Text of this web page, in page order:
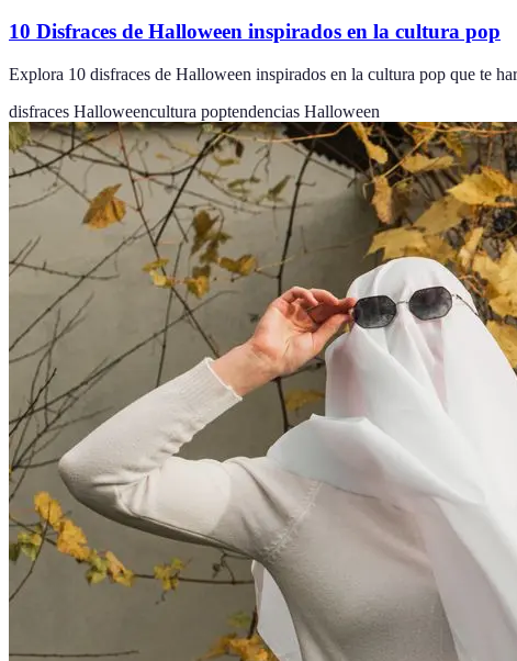
10 Disfraces de Halloween inspirados en la cultura pop
Explora 10 disfraces de Halloween inspirados en la cultura pop que te
disfraces Halloweencultura poptendencias Halloween